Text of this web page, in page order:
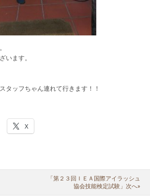
います。
タッフちゃん連れて行きます！！
X
「第２３回ＩＥＡ国際アイラッシュ
協会技能検定試験」次へ»